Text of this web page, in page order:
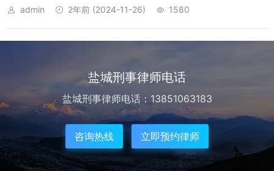
峰（化名）刚刚准备出门上班，却发现门外站着两名警察，面容严
admin 2年前 (2024-11-26) 1580
盐城刑事律师电话
盐城刑事律师电话：13851063183
咨询热线 立即预约律师